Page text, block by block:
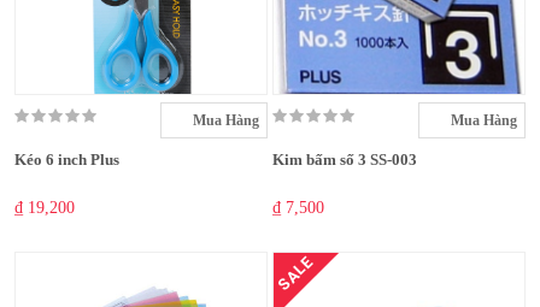
Mua Hàng
Kéo 6 inch Plus
₫ 19,200
Mua Hàng
Kim bấm số 3 SS-003
₫ 7,500
SALE